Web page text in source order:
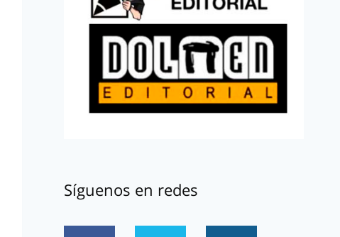
Síguenos en redes